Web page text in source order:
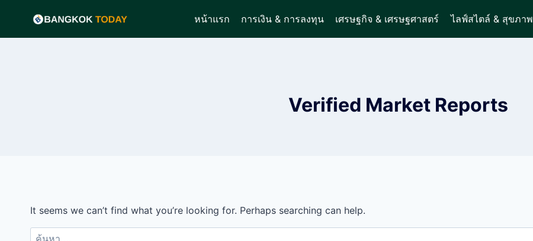
content
หน้าแรก การเงิน & การลงทุน เศรษฐกิจ & เศรษฐศาสตร์ ไลฟ์สไตล์ & สุขภาพ
Verified Market Reports
It seems we can’t find what you’re looking for. Perhaps searching can help.
ค้นหา